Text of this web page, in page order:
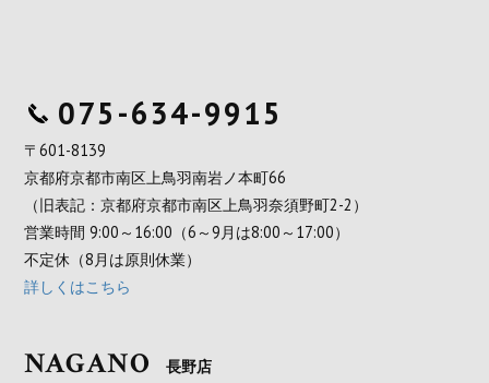
075-634-9915
〒601-8139
京都府京都市南区上鳥羽南岩ノ本町66
（旧表記：京都府京都市南区上鳥羽奈須野町2-2）
営業時間 9:00～16:00（6～9月は8:00～17:00）
不定休（8月は原則休業）
詳しくはこちら
NAGANO 長野店